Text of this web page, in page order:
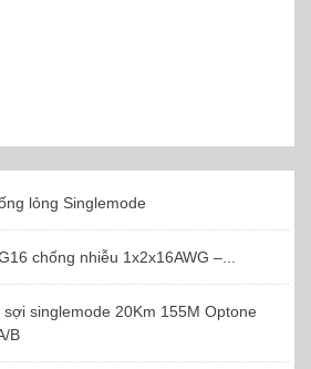
lỏng Singlemode
chống nhiễu 1x2x16AWG –...
singlemode 20Km 155M Optone
B